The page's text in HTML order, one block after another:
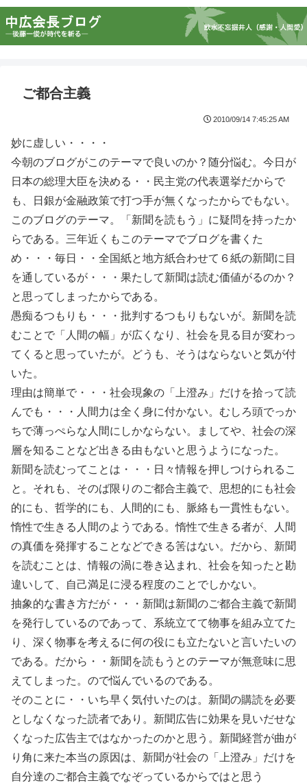
ご都合主義
2010/09/14 7:45:25 AM
妙に虚しい・・・・
今朝のブログがこのテーマで良いのか？随分悩む。今日が
日本の総理大臣を決める・・民主党の代表選挙だからで
も、日銀が金融政策で打つ手が無くなったからでもない。
このブログのテーマ。「新聞を読もう」に疑問を持ったか
らである。三年近くもこのテーマでブログを書くた
め・・・毎日・・全国紙と地方紙合わせて６紙の新聞に目
を通しているが・・・果たして新聞は読む価値がるのか？
と思ってしまったからである。
愚痴るつもりも・・・批判するつもりもないが。新聞を読
むことで「人間の幅」が広くなり、社会を見る目が変わっ
てくると思っていたが。どうも、そうはならないと気が付
いた。
理由は簡単で・・・社会現象の「上澄み」だけを拾って読
んでも・・・人間力は全く身に付かない。むしろ頭でっか
ちで薄っぺらな人間にしかならない。ましてや、社会の深
層を知ることなど出きる由もないと思うようになった。
新聞を読むってことは・・・日々情報を押しつけられるこ
と。それも、そのば限りのご都合主義で、思想的にも社会
的にも、哲学的にも、人間的にも、脈絡も一貫性もない。
惰性で生きる人間のようである。惰性で生きる者が、人間
の真価を発揮することなどできる筈はない。だから、新聞
を読むことは、情報の渦に巻き込まれ、社会を知ったと勘
違いして、自己満足に浸る程度のことでしかない。
抽象的な書き方だが・・・新聞は新聞のご都合主義で新聞
を発行しているのであって、系統立てて物事を組み立てた
り、深く物事を考えるに何の役にも立たないと言いたいの
である。だから・・新聞を読もうとのテーマが無意味に思
えてしまった。ので悩んでいるのである。
そのことに・・いち早く気付いたのは。新聞の購読を必要
としなくなった読者であり。新聞広告に効果を見いだせな
くなった広告主ではなかったのかと思う。新聞経営が曲が
り角に来た本当の原因は、新聞が社会の「上澄み」だけを
自分達のご都合主義でなぞっているからではと思う